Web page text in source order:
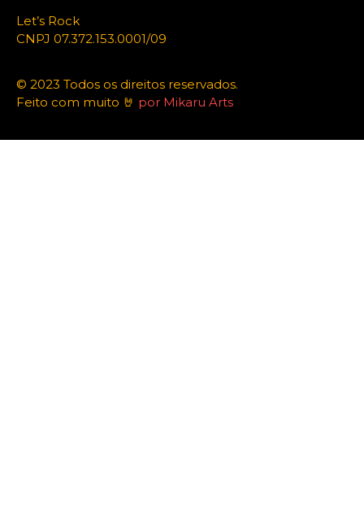
Let’s Rock
CNPJ 07.372.153.0001/09
© 2023 Todos os direitos reservados.
Feito com muito 🤘 por Mikaru Arts